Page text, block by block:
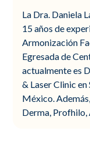
La Dra. Daniela
15 años de
Armonización
Egresada de
actualmente es
& Laser Clinic
México.
Derma, Profhilo,